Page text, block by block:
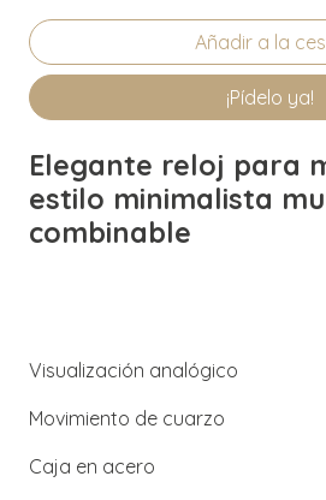
¡Pídelo ya!
Elegante reloj para
estilo minimalista
combinable
Visualización analógico
Movimiento de cuarzo
Caja en acero